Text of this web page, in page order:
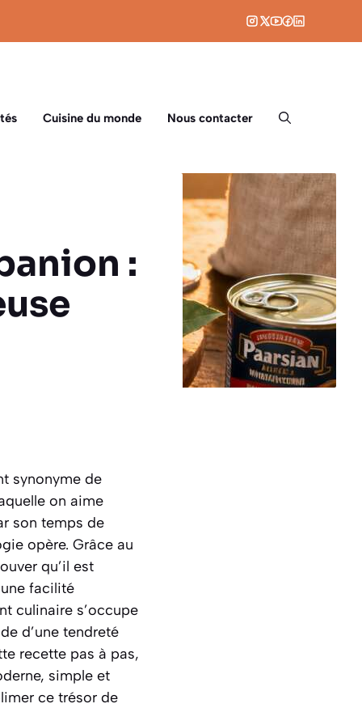
Cuisine du monde Nous contacter
:
synonyme de
on aime
son temps de
opère. Grâce au
qu’il est
facilité
culinaire s’occupe
d’une tendreté
recette pas à pas,
simple et
ce trésor de